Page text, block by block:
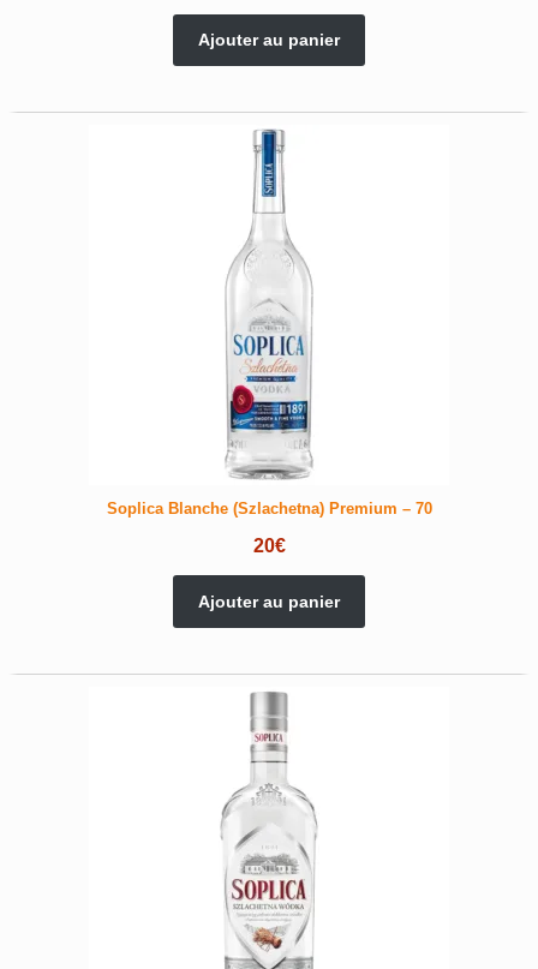
Ajouter au panier
Soplica Blanche (Szlachetna) Premium – 70
20€
Ajouter au panier